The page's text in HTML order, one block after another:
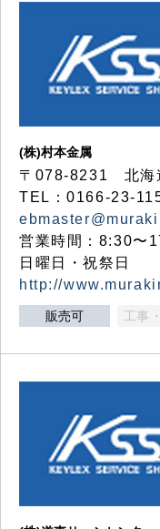
(株)村本金属
〒078-8231 北海
TEL：0166-23-
営業時間：8:30〜
日曜日・祝祭日
http://
販売可 工事